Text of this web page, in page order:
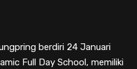
berdiri 24 Januari
Full Day School, memiliki